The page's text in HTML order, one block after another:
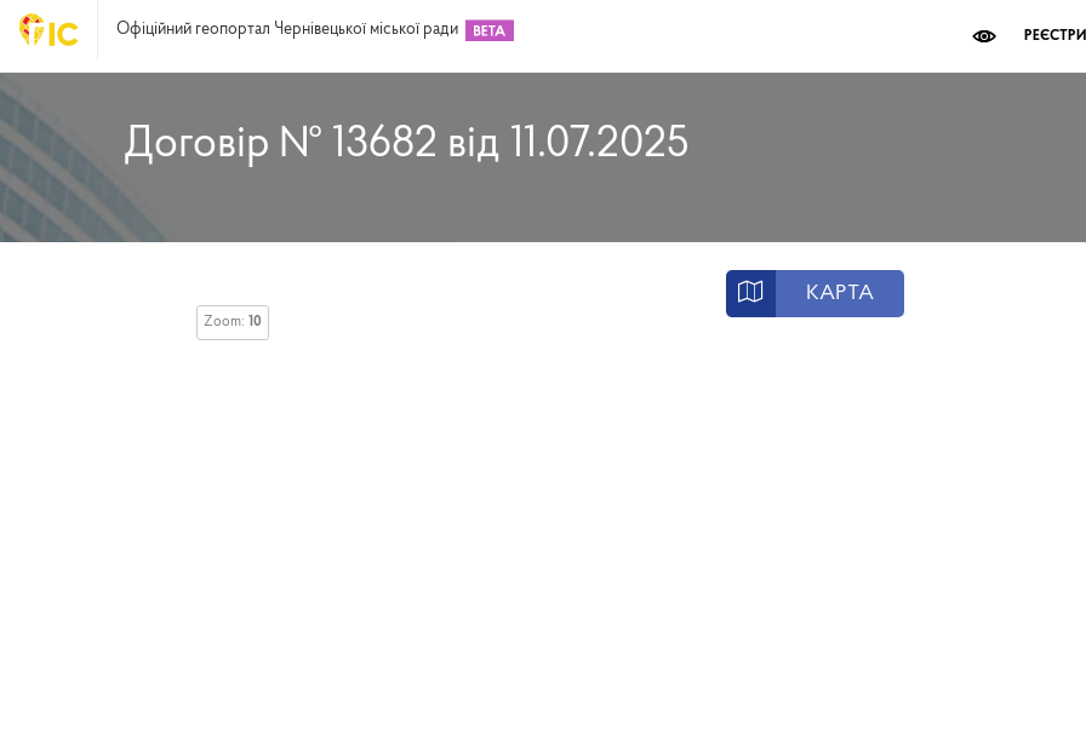
Офіційний геопортал Чернівецької міської ради РЕЄСТРИ
Договір № 13682 від 11.07.2025
КАРТА
Zoom: 10